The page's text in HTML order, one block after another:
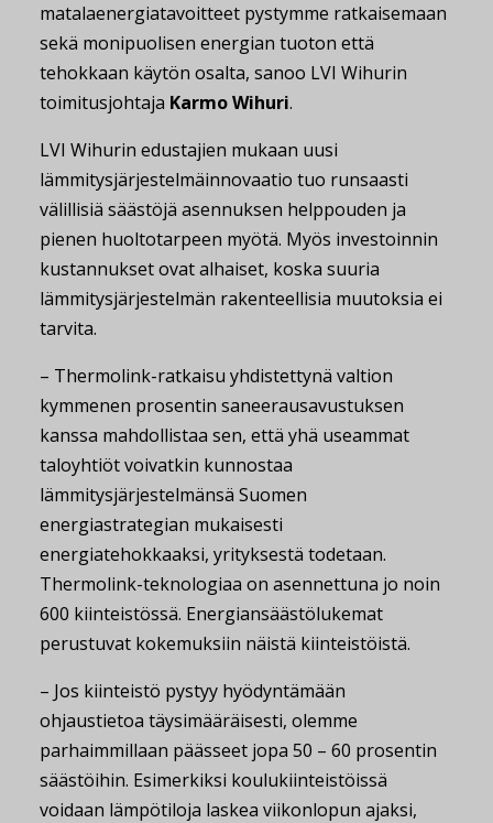
matalaenergiatavoitteet pystymme ratkaisemaan
sekä monipuolisen energian tuoton että
tehokkaan käytön osalta, sanoo LVI Wihurin
toimitusjohtaja Karmo Wihuri.
LVI Wihurin edustajien mukaan uusi
lämmitysjärjestelmäinnovaatio tuo runsaasti
välillisiä säästöjä asennuksen helppouden ja
pienen huoltotarpeen myötä. Myös investoinnin
kustannukset ovat alhaiset, koska suuria
lämmitysjärjestelmän rakenteellisia muutoksia ei
tarvita.
– Thermolink-ratkaisu yhdistettynä valtion
kymmenen prosentin saneerausavustuksen
kanssa mahdollistaa sen, että yhä useammat
taloyhtiöt voivatkin kunnostaa
lämmitysjärjestelmänsä Suomen
energiastrategian mukaisesti
energiatehokkaaksi, yrityksestä todetaan.
Thermolink-teknologiaa on asennettuna jo noin
600 kiinteistössä. Energiansäästölukemat
perustuvat kokemuksiin näistä kiinteistöistä.
– Jos kiinteistö pystyy hyödyntämään
ohjaustietoa täysimääräisesti, olemme
parhaimmillaan päässeet jopa 50 – 60 prosentin
säästöihin. Esimerkiksi koulukiinteistöissä
voidaan lämpötiloja laskea viikonlopun ajaksi,